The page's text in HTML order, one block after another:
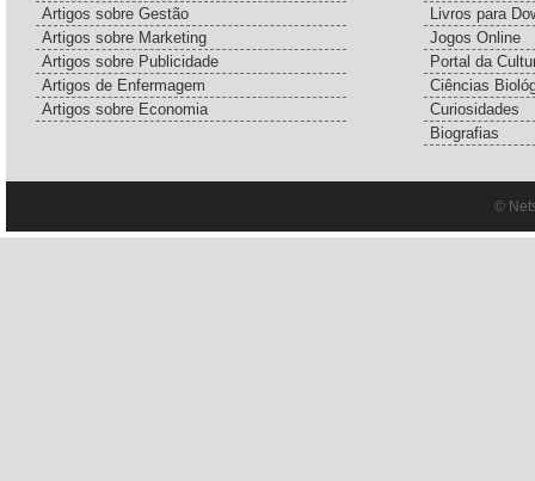
Artigos sobre Gestão
Artigos sobre Marketing
Artigos sobre Publicidade
Artigos de Enfermagem
Artigos sobre Economia
Livros para
Jogos Online
Portal da
Ciências
Curiosidades
Biografias
©